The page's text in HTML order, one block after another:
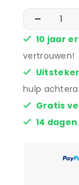
10 jaar
vertrouwen!
hulp
Gratis
14